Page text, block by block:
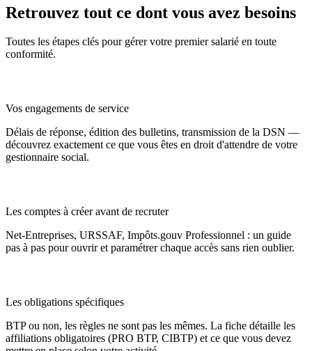
Retrouvez tout ce dont vous avez besoins
Toutes les étapes clés pour gérer votre premier salarié en toute
conformité.
Vos engagements de service
Délais de réponse, édition des bulletins, transmission de la DSN —
découvrez exactement ce que vous êtes en droit d'attendre de votre
gestionnaire social.
Les comptes à créer avant de recruter
Net-Entreprises, URSSAF, Impôts.gouv Professionnel : un guide
pas à pas pour ouvrir et paramétrer chaque accès sans rien oublier.
Les obligations spécifiques
BTP ou non, les règles ne sont pas les mêmes. La fiche détaille les
affiliations obligatoires (PRO BTP, CIBTP) et ce que vous devez